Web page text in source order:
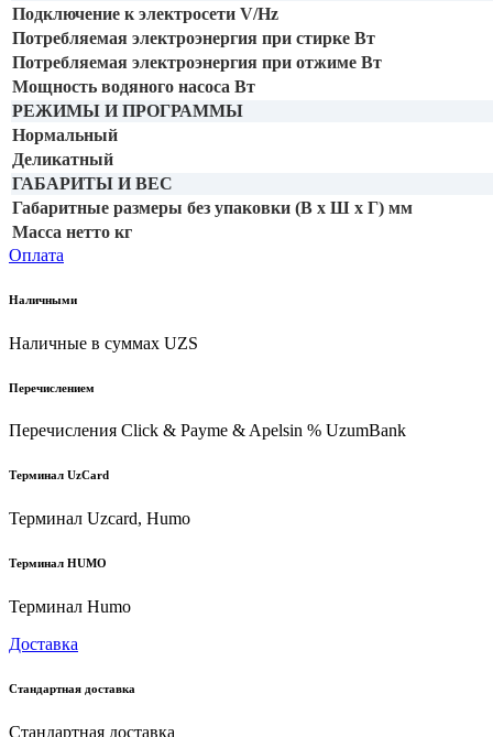
Подключение к электросети V/Hz
Потребляемая электроэнергия при стирке Вт
Потребляемая электроэнергия при отжиме Вт
Мощность водяного насоса Вт
РЕЖИМЫ И ПРОГРАММЫ
Нормальный
Деликатный
ГАБАРИТЫ И ВЕС
Габаритные размеры без упаковки (В х Ш х Г) мм
Масса нетто кг
Оплата
Наличными
Наличные в суммах UZS
Перечислением
Перечисления Click & Payme & Apelsin % UzumBank
Терминал UzCard
Терминал Uzcard, Humo
Терминал HUMO
Терминал Humo
Доставка
Стандартная доставка
Стандартная доставка